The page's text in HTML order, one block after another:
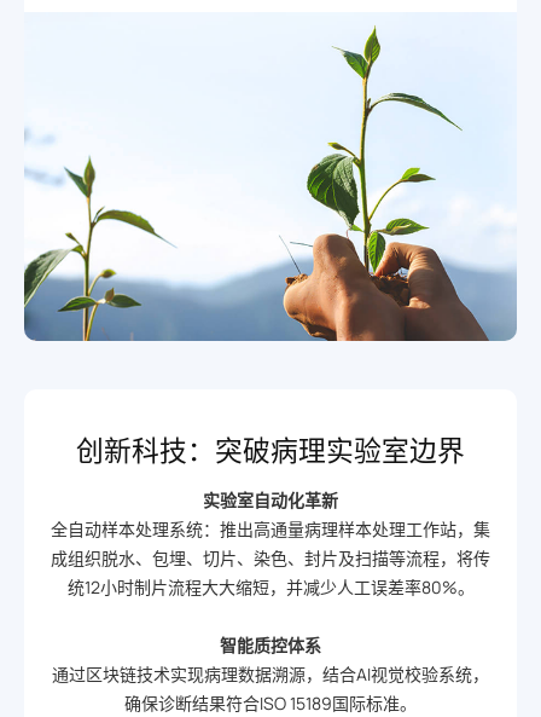
创新科技：突破病理实验室边界
实验室自动化革新
全自动样本处理系统：推出高通量病理样本处理工作站，集
成组织脱水、包埋、切片、染色、封片及扫描等流程，将传
统12小时制片流程大大缩短，并减少人工误差率80%。
智能质控体系
通过区块链技术实现病理数据溯源，结合AI视觉校验系统，
确保诊断结果符合ISO 15189国际标准。